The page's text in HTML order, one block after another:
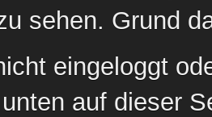
sehen. Grund
eingeloggt
auf dieser